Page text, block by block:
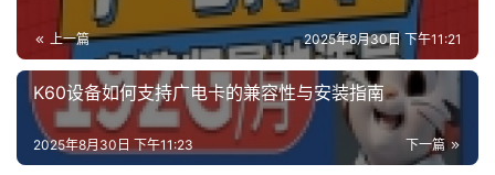
上一篇 2025年8月30日 下午11:21
K60设备如何支持广电卡的兼容性与安装指南
下一篇
2025年8月30日 下午11:23